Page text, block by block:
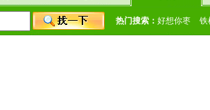
热门搜索： 好想你枣 铁